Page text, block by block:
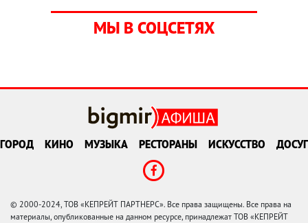
МЫ В СОЦСЕТЯХ
ГОРОД КИНО МУЗЫКА РЕСТОРАНЫ ИСКУССТВО ДОСУГ
© 2000-2024, ТОВ «КЕПРЕЙТ ПАРТНЕРС». Все права защищены. Все права на
материалы, опубликованные на данном ресурсе, принадлежат ТОВ «КЕПРЕЙТ